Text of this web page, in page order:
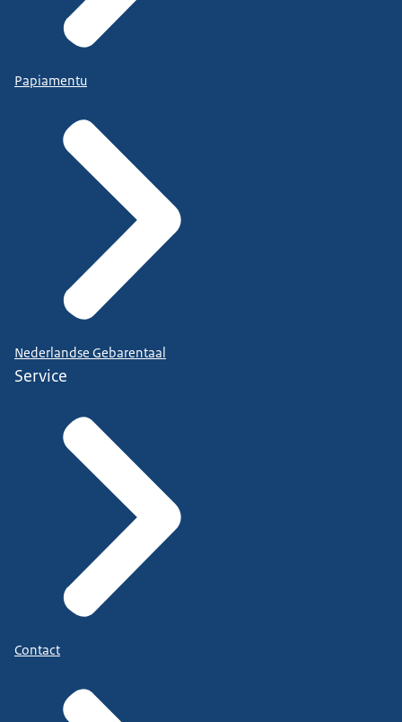
Papiamentu
Nederlandse Gebarentaal
Service
Contact